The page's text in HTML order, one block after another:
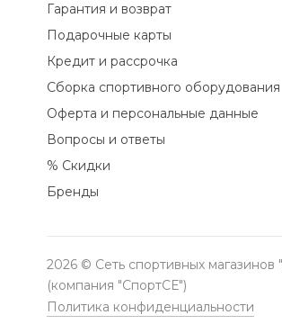
Гарантия и возврат
Подарочные карты
Кредит и рассрочка
Сборка спортивного оборудования
Оферта и персональные данные
Вопросы и ответы
% Скидки
Бренды
2026 © Сеть спортивных
(компания "СпортСЕ")
Политика конфиденциальности